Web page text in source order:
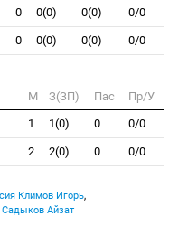
0 0(0) 0(0) 0/0
0 0(0) 0(0) 0/0
M З(ЗП) Пас
Пр/У
1 1(0) 0 0/0
2 2(0) 0 0/0
Климов Игорь,
Садыков Айзат